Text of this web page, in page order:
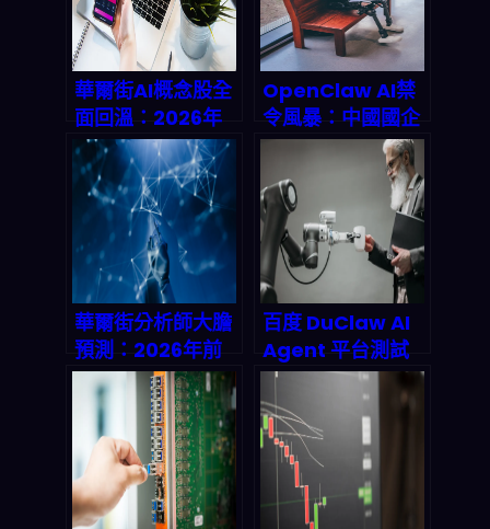
點、加速 ROI？
華爾街AI概念股全
面回溫：2026年
AI產業投資風向深
度解析
OpenClaw AI禁
令風暴：中國國企
禁用自主智能體，
揭示2026全球AI
安全布局
華爾街分析師大膽
預測：2026年前
AI公司股價將飆漲
35%至62%！搶先
掌握金融科技、醫
療診斷與自動化製
造三大風口
百度 DuClaw AI
Agent 平台測試
解密：一場重塑企
業 AI 估值戰的靜
默革命